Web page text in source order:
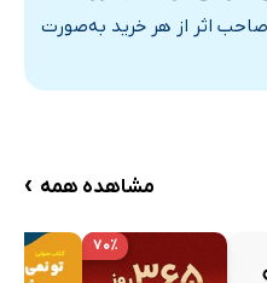
اثر از هر خرید به‌صورت
مشاهده همه ›
۷۰٪